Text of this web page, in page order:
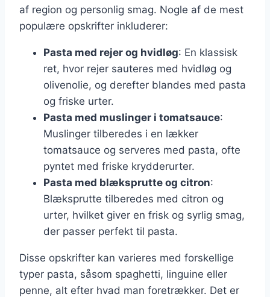
af region og personlig smag. Nogle af de mest
populære opskrifter inkluderer:
Pasta med rejer og hvidløg: En klassisk
ret, hvor rejer sauteres med hvidløg og
olivenolie, og derefter blandes med pasta
og friske urter.
Pasta med muslinger i tomatsauce:
Muslinger tilberedes i en lækker
tomatsauce og serveres med pasta, ofte
pyntet med friske krydderurter.
Pasta med blæksprutte og citron:
Blæksprutte tilberedes med citron og
urter, hvilket giver en frisk og syrlig smag,
der passer perfekt til pasta.
Disse opskrifter kan varieres med forskellige
typer pasta, såsom spaghetti, linguine eller
penne, alt efter hvad man foretrækker. Det er